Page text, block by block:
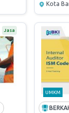
Kota
Jasa
UMKM